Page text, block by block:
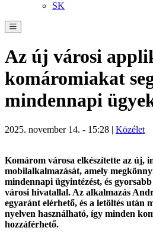
SK
Az új városi
komáromiakat
mindennapi
2025. november 14. - 15:28 | Közélet
Komárom városa elkészítette az új,
mobilalkalmazását, amely
mindennapi ügyintézést, és
városi hivatallal. Az alkalmazás
egyaránt elérhető, és a letöltés után
nyelven használható, így minden
hozzáférhető.